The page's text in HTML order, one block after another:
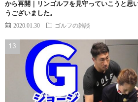
から再開｜リンゴルフを見守っていこうと思
うございました。
2020.01.30 ゴルフの雑談